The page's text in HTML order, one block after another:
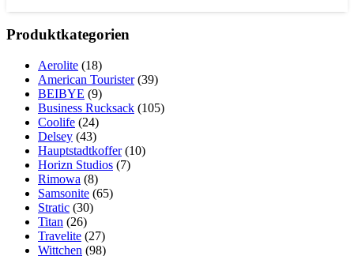
Produktkategorien
Aerolite (18)
American Tourister (39)
BEIBYE (9)
Business Rucksack (105)
Coolife (24)
Delsey (43)
Hauptstadtkoffer (10)
Horizn Studios (7)
Rimowa (8)
Samsonite (65)
Stratic (30)
Titan (26)
Travelite (27)
Wittchen (98)